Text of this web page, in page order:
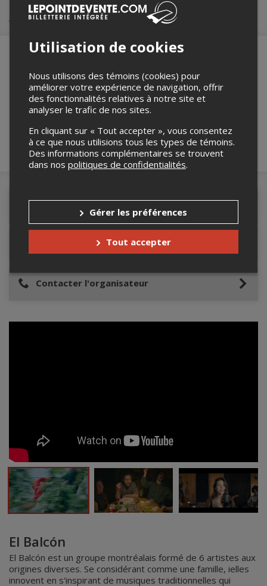
Achat de billets
Merci de confirmer que vous n'êtes pas un
robot ci-bas.
Détails de l'événement
Lieu de l'événement
Contacter l'organisateur
El Balcón
El Balcón est un groupe montréalais formé de 6 artistes aux
origines diverses. Se considérant comme une famille, ielles
innovent en s'inspirant de musiques traditionnelles qui
Utilisation de cookies
Nous utilisons des témoins (cookies) pour
améliorer votre expérience de navigation, offrir
des fonctionnalités relatives à notre site et
analyser le trafic de nos sites.
En cliquant sur « Tout accepter », vous consentez
à ce que nous utilisions tous les types de témoins.
Des informations complémentaires se trouvent
dans nos politiques de confidentialités.
Gérer les préférences
Tout accepter